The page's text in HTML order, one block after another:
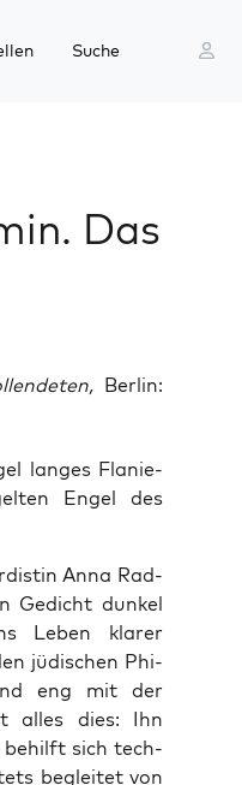
Suche
Das
Berlin:
lan­ges Fla­nie­
Engel des
Anna Rad­
Gedicht dun­kel
Leben kla­rer
jüdi­schen Phi­
eng mit der
alles dies: Ihn
behilft sich tech­
beglei­tet von